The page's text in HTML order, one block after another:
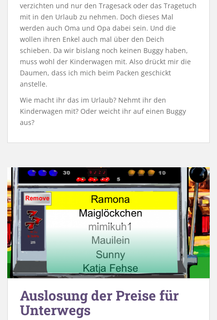
verzichten und nur den Tragesack oder das Tragetuch
mit in den Urlaub zu nehmen. Doch dieses Mal
werden auch Oma und Opa dabei sein. Und die
wollen ihren Enkel auch mal über den Deich
schieben. Da wir bislang noch keinen Buggy haben,
muss wohl der Kinderwagen mit. Also drückt mir die
Daumen, dass ich mich beim Packen geschickt
anstelle.
Wie macht ihr das im Urlaub? Nehmt ihr den
Kinderwagen mit? Oder weicht ihr auf einen Buggy
aus?
Auslosung der Preise für
Unterwegs